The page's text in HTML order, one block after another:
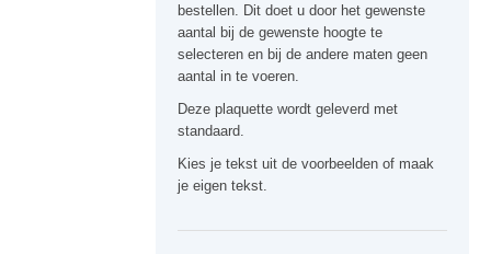
bestellen. Dit doet u door het gewenste
aantal bij de gewenste hoogte te
selecteren en bij de andere maten geen
aantal in te voeren.
Deze plaquette wordt geleverd met
standaard.
Kies je tekst uit de voorbeelden of maak
je eigen tekst.